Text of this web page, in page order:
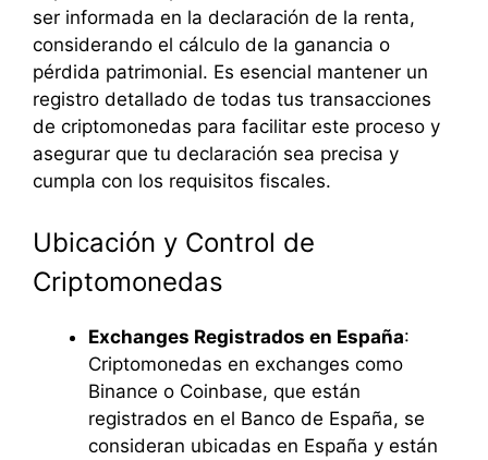
ser informada en la declaración de la renta,
considerando el cálculo de la ganancia o
pérdida patrimonial. Es esencial mantener un
registro detallado de todas tus transacciones
de criptomonedas para facilitar este proceso y
asegurar que tu declaración sea precisa y
cumpla con los requisitos fiscales.
Ubicación y Control de
Criptomonedas
Exchanges Registrados en España:
Criptomonedas en exchanges como
Binance o Coinbase, que están
registrados en el Banco de España, se
consideran ubicadas en España y están